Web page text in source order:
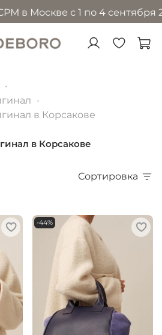
с 1 по 4 сентября 2026
в Корсакове
в Корсакове
Сортировка
-44%